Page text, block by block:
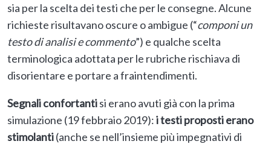
sia per la scelta dei testi che per le consegne. Alcune
richieste risultavano oscure o ambigue (“componi un
testo di analisi e commento”) e qualche scelta
terminologica adottata per le rubriche rischiava di
disorientare e portare a fraintendimenti.
Segnali confortantisi erano avuti già con la prima
simulazione (19 febbraio 2019):i testi proposti erano
stimolanti(anche se nell’insieme più impegnativi di